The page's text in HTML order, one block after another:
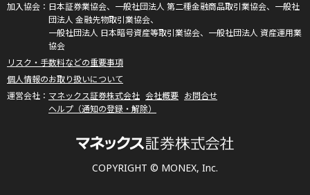
COPYRIGHT © MONEX, Inc.
日本証券業協会、一般社団法人 第二種金融商品取引業協会、一般社
団法人 金融先物取引業協会、
一般社団法人 日本暗号資産等取引業協会、一般社団法人 資産運用業
協会
リスク・手数料などの重要事項
個人情報のお取り扱いについて
マネックス証券株式会社 会社概要 お問合せ
ヘルプ（通知の登録・解除）